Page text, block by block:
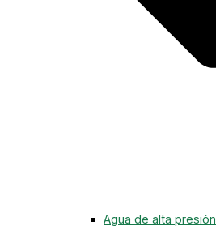
Agua de alta presión